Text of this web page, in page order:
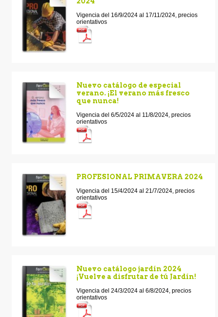
Vigencia del 16/9/2024 al 17/11/2024, precios
orientativos
Nuevo catálogo de especial
verano. ¡El verano más fresco
que nunca!
Vigencia del 6/5/2024 al 11/8/2024, precios
orientativos
PROFESIONAL PRIMAVERA 2024
Vigencia del 15/4/2024 al 21/7/2024, precios
orientativos
Nuevo catálogo jardín 2024
¡Vuelve a disfrutar de tú Jardín!
Vigencia del 24/3/2024 al 6/8/2024, precios
orientativos